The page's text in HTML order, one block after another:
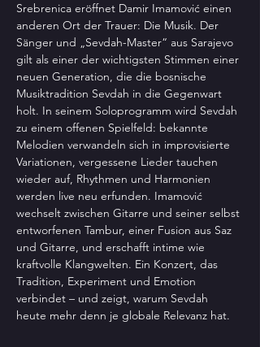
Srebrenica eröffnet Damir Imamović einen
anderen Ort der Trauer: Die Musik. Der
Sänger und „Sevdah-Master“ aus Sarajevo
gilt als einer der wichtigsten Stimmen einer
neuen Generation, die die bosnische
Musiktradition Sevdah in die Gegenwart
holt. In seinem Soloprogramm wird Sevdah
zu einem offenen Spielfeld: bekannte
Melodien verwandeln sich in improvisierte
Variationen, vergessene Lieder tauchen
wieder auf, Rhythmen und Harmonien
werden live neu erfunden. Imamović
wechselt zwischen Gitarre und seiner selbst
entworfenen Tambur, einer Fusion aus Saz
und Gitarre, und erschafft intime wie
kraftvolle Klangwelten. Ein Konzert, das
Tradition, Experiment und Emotion
verbindet – und zeigt, warum Sevdah
heute mehr denn je globale Relevanz hat.